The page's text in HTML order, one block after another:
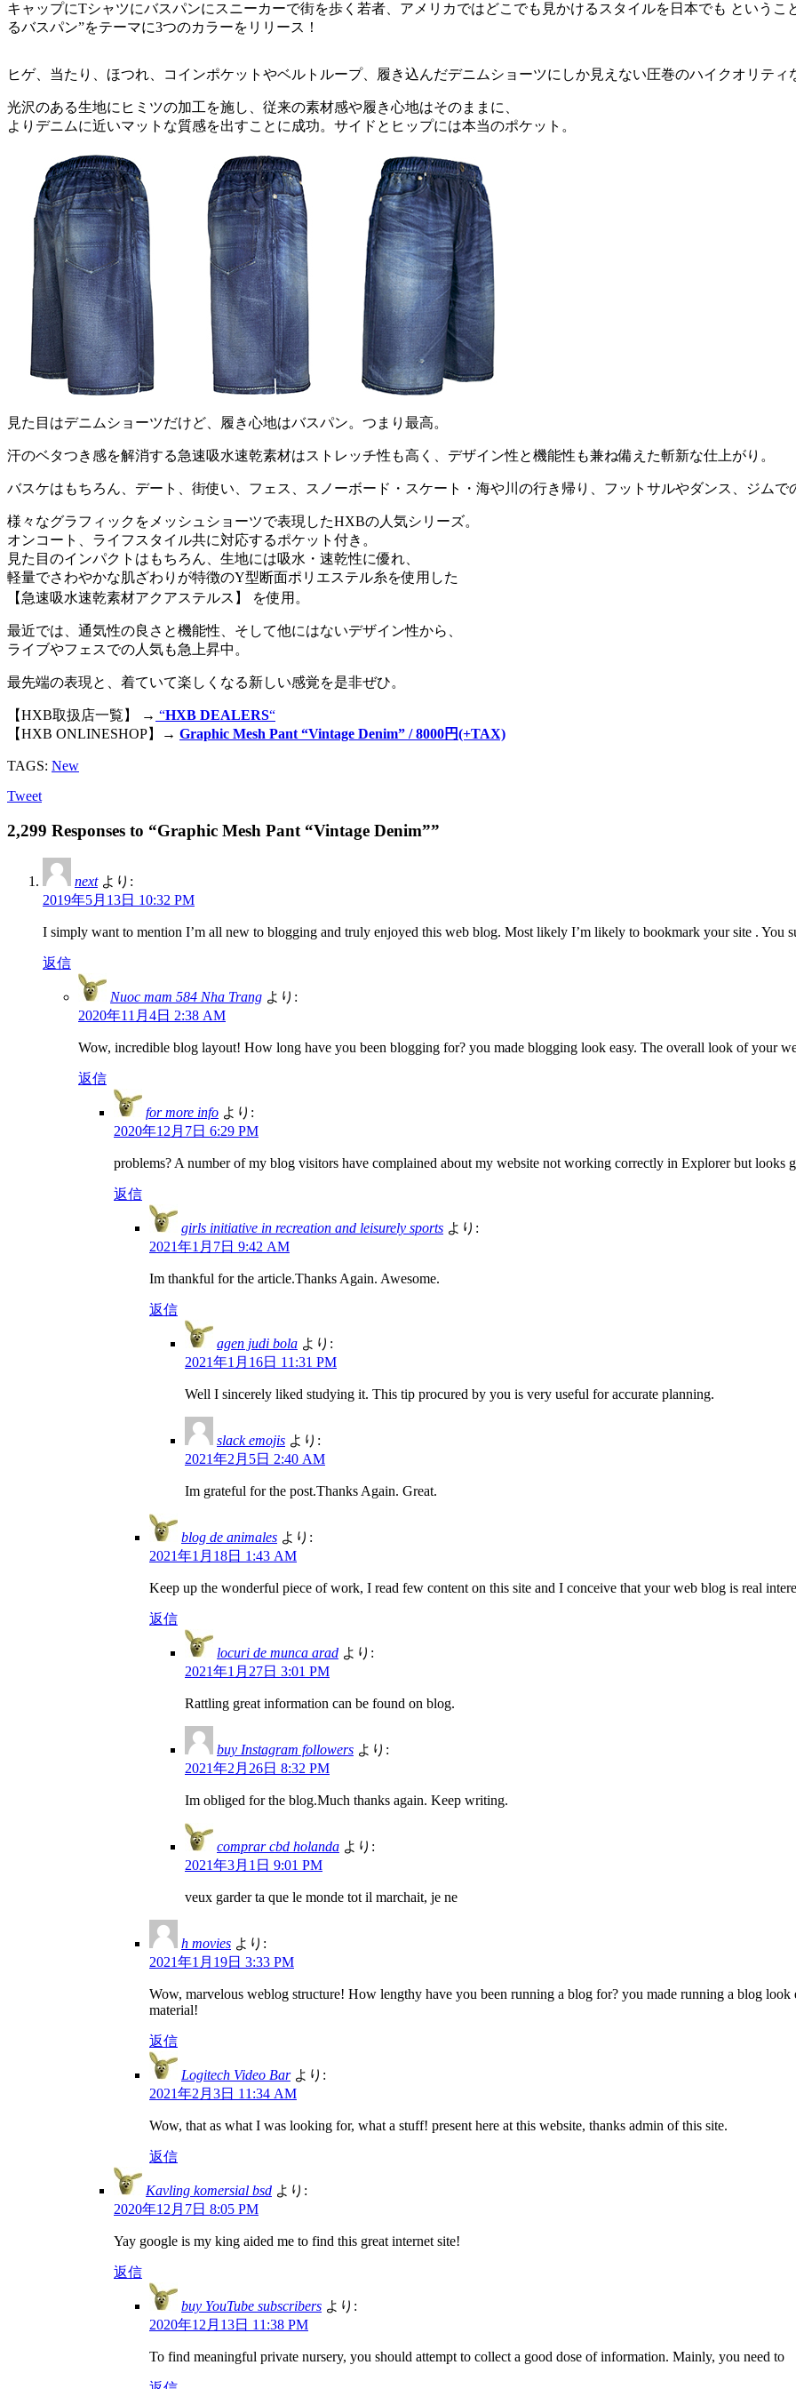
キャップにTシャツにバスパンにスニーカーで街を歩く若者、アメリカではどこでも見かけるスタイルを日本でも という
るバスパン”をテーマに3つのカラーをリリース！
ヒゲ、当たり、ほつれ、コインポケットやベルトループ、履き込んだデニムショーツにしか見えない圧巻のハイクオリティ
光沢のある生地にヒミツの加工を施し、従来の素材感や履き心地はそのままに、
よりデニムに近いマットな質感を出すことに成功。サイドとヒップには本当のポケット。
見た目はデニムショーツだけど、履き心地はバスパン。つまり最高。
汗のベタつき感を解消する急速吸水速乾素材はストレッチ性も高く、デザイン性と機能性も兼ね備えた斬新な仕上がり。
バスケはもちろん、デート、街使い、フェス、スノーボード・スケート・海や川の行き帰り、フットサルやダンス、ジムで
様々なグラフィックをメッシュショーツで表現したHXBの人気シリーズ。
オンコート、ライフスタイル共に対応するポケット付き。
見た目のインパクトはもちろん、生地には吸水・速乾性に優れ、
軽量でさわやかな肌ざわりが特徴のY型断面ポリエステル糸を使用した
【急速吸水速乾素材アクアステルス】 を使用。
最近では、通気性の良さと機能性、そして他にはないデザイン性から、
ライブやフェスでの人気も急上昇中。
最先端の表現と、着ていて楽しくなる新しい感覚を是非ぜひ。
【HXB取扱店一覧】 → “HXB DEALERS“
【HXB ONLINESHOP】→ Graphic Mesh Pant “Vintage Denim” / 8000円(+TAX)
TAGS: New
Tweet
2,299 Responses to “Graphic Mesh Pant “Vintage Denim””
next より:
2019年5月13日 10:32 PM
I simply want to mention I’m all new to blogging and truly enjoyed this web blog. Most likely I’m likely to bookmark your site . You
返信
Nuoc mam 584 Nha Trang より:
2020年11月4日 2:38 AM
Wow, incredible blog layout! How long have you been blogging for? you made blogging look easy. The overall look of your
返信
for more info より:
2020年12月7日 6:29 PM
problems? A number of my blog visitors have complained about my website not working correctly in Explorer but looks
返信
girls initiative in recreation and leisurely sports より:
2021年1月7日 9:42 AM
Im thankful for the article.Thanks Again. Awesome.
返信
agen judi bola より:
2021年1月16日 11:31 PM
Well I sincerely liked studying it. This tip procured by you is very useful for accurate planning.
slack emojis より:
2021年2月5日 2:40 AM
Im grateful for the post.Thanks Again. Great.
blog de animales より:
2021年1月18日 1:43 AM
Keep up the wonderful piece of work, I read few content on this site and I conceive that your web blog is real
返信
locuri de munca arad より:
2021年1月27日 3:01 PM
Rattling great information can be found on blog.
buy Instagram followers より:
2021年2月26日 8:32 PM
Im obliged for the blog.Much thanks again. Keep writing.
comprar cbd holanda より:
2021年3月1日 9:01 PM
veux garder ta que le monde tot il marchait, je ne
h movies より:
2021年1月19日 3:33 PM
Wow, marvelous weblog structure! How lengthy have you been running a blog for? you made running a blog
material!
返信
Logitech Video Bar より:
2021年2月3日 11:34 AM
Wow, that as what I was looking for, what a stuff! present here at this website, thanks admin of this site.
返信
Kavling komersial bsd より:
2020年12月7日 8:05 PM
Yay google is my king aided me to find this great internet site!
返信
buy YouTube subscribers より:
2020年12月13日 11:38 PM
To find meaningful private nursery, you should attempt to collect a good dose of information. Mainly, you need to